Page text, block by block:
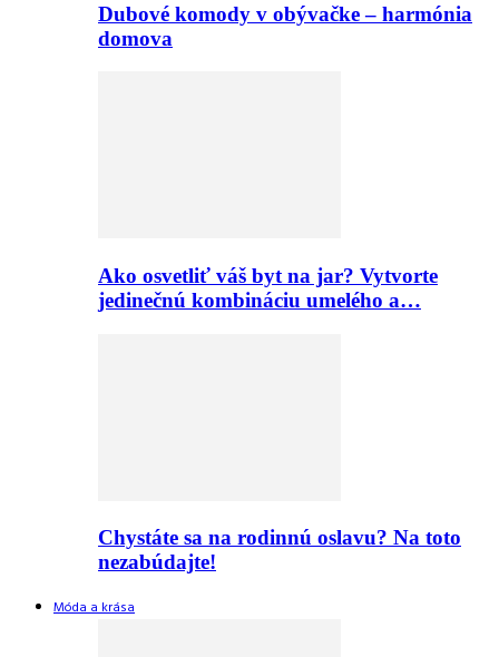
Dubové komody v obývačke – harmónia
domova
Ako osvetliť váš byt na jar? Vytvorte
jedinečnú kombináciu umelého a…
Chystáte sa na rodinnú oslavu? Na toto
nezabúdajte!
Móda a krása